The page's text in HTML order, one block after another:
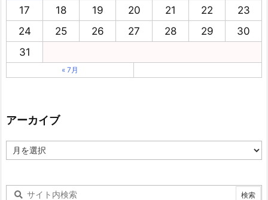
17
18 19 20 21 22
23
24
25 26 27 28 29
30
31
« 7月
アーカイブ
ー